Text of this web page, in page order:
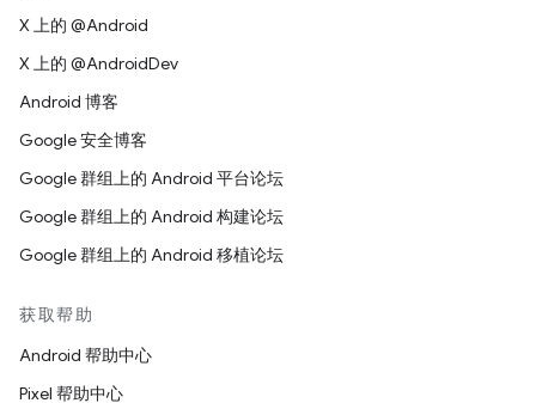
X 上的 @Android
X 上的 @AndroidDev
Android 博客
Google 安全博客
Google 群组上的 Android 平台论坛
Google 群组上的 Android 构建论坛
Google 群组上的 Android 移植论坛
获取帮助
Android 帮助中心
Pixel 帮助中心